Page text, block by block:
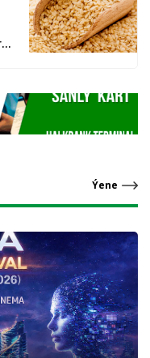
Ýene